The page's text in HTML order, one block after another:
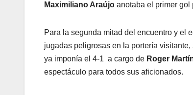
Maximiliano Araújo anotaba el primer gol
Para la segunda mitad del encuentro y el
jugadas peligrosas en la portería
ya imponía el 4-1 a cargo de Roger
espectáculo para todos sus aficionados.